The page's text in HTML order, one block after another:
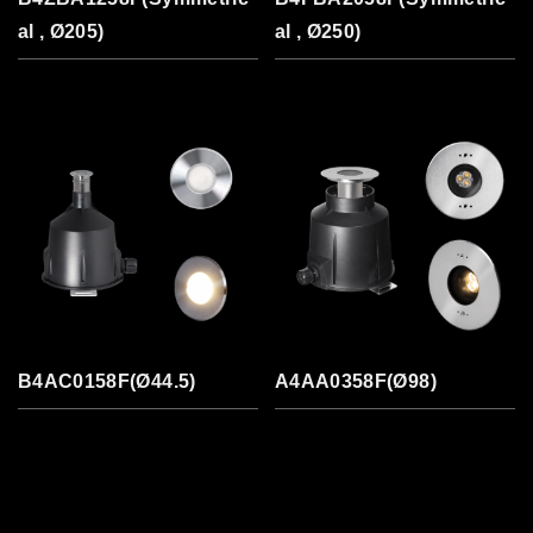
al , Ø205)
al , Ø250)
B4AC0158F(Ø44.5) A4AA0358F(Ø98)